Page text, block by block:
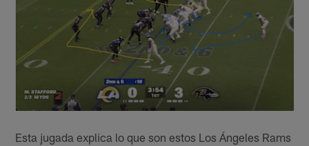
Esta jugada explica lo que son estos Los Ángeles Rams